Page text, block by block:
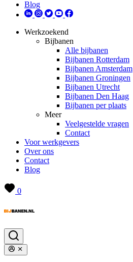
Blog
Werkzoekend
Bijbanen
Alle bijbanen
Bijbanen Rotterdam
Bijbanen Amsterdam
Bijbanen Groningen
Bijbanen Utrecht
Bijbanen Den Haag
Bijbanen per plaats
Meer
Veelgestelde vragen
Contact
Voor werkgevers
Over ons
Contact
Blog
0